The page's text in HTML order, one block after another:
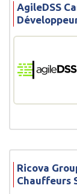
AgileDSS
Ricova
Chauffeurs